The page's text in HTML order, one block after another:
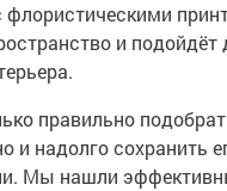
флористическими
и подойдёт
правильно
и надолго сохранить
Мы нашли